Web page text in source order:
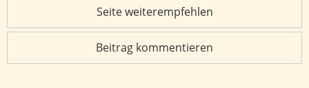
Seite weiterempfehlen
Beitrag kommentieren